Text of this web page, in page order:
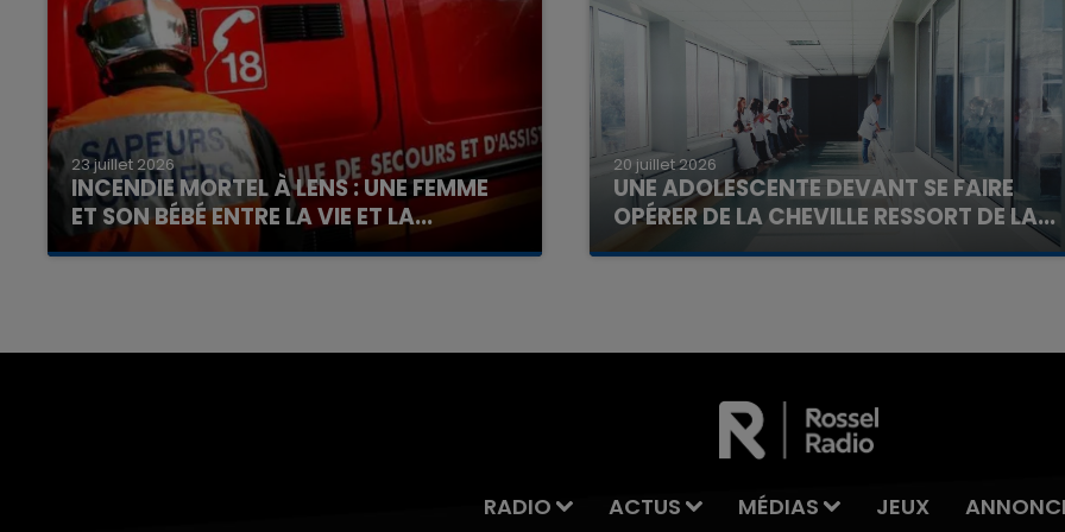
23 juillet 2026
INCENDIE MORTEL À LENS : UNE FEMME
ET SON BÉBÉ ENTRE LA VIE ET LA...
Un homme s'est immolé par le feu après avoir
20 juillet 2026
UNE ADOLESCENTE DEVANT SE FAIRE
OPÉRER DE LA CHEVILLE RESSORT DE LA...
La famille a porté plainte contre la clinique qui a
RADIO ACTUS MÉDIAS JEUX